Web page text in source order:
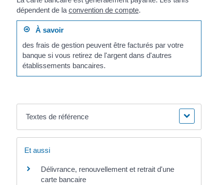
dépendent de la convention de compte.
À savoir
des frais de gestion peuvent être facturés par votre
banque si vous retirez de l'argent dans d'autres
établissements bancaires.
Textes de référence
Et aussi
Délivrance, renouvellement et retrait d'une
carte bancaire